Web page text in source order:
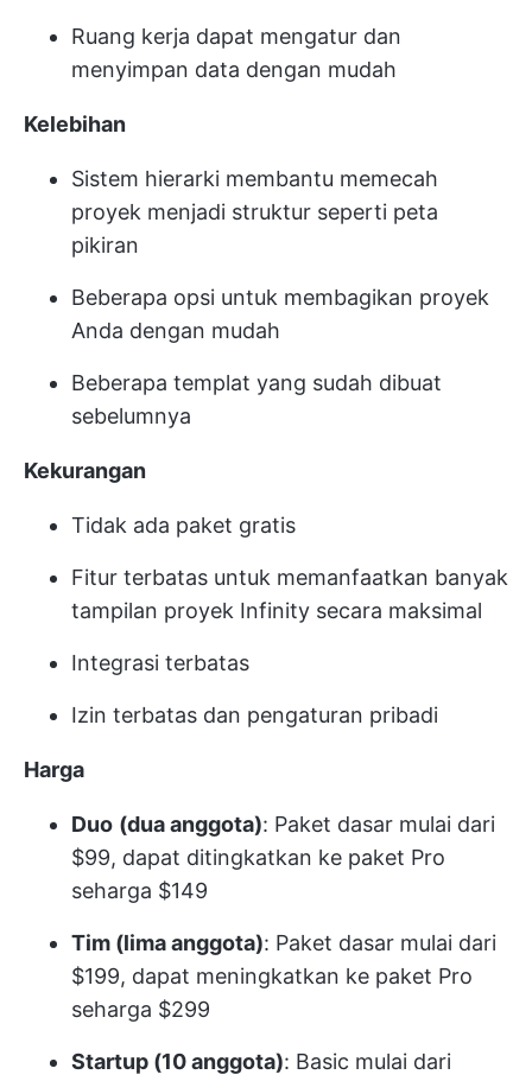
Ruang kerja dapat mengatur dan
menyimpan data dengan mudah
Kelebihan
Sistem hierarki membantu memecah
proyek menjadi struktur seperti peta
pikiran
Beberapa opsi untuk membagikan proyek
Anda dengan mudah
Beberapa templat yang sudah dibuat
sebelumnya
Kekurangan
Tidak ada paket gratis
Fitur terbatas untuk memanfaatkan banyak
tampilan proyek Infinity secara maksimal
Integrasi terbatas
Izin terbatas dan pengaturan pribadi
Harga
Duo (dua anggota): Paket dasar mulai dari
$99, dapat ditingkatkan ke paket Pro
seharga $149
Tim (lima anggota): Paket dasar mulai dari
$199, dapat meningkatkan ke paket Pro
seharga $299
Startup (10 anggota): Basic mulai dari